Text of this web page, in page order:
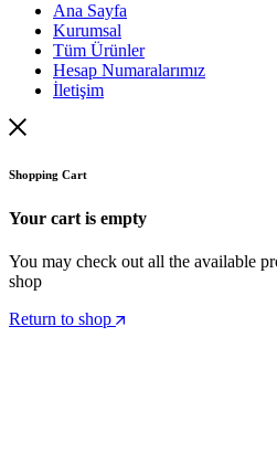
Ana Sayfa
Kurumsal
Tüm Ürünler
Hesap Numaralarımız
İletişim
Shopping Cart
Your cart is empty
You may check out all the available
shop
Return to shop